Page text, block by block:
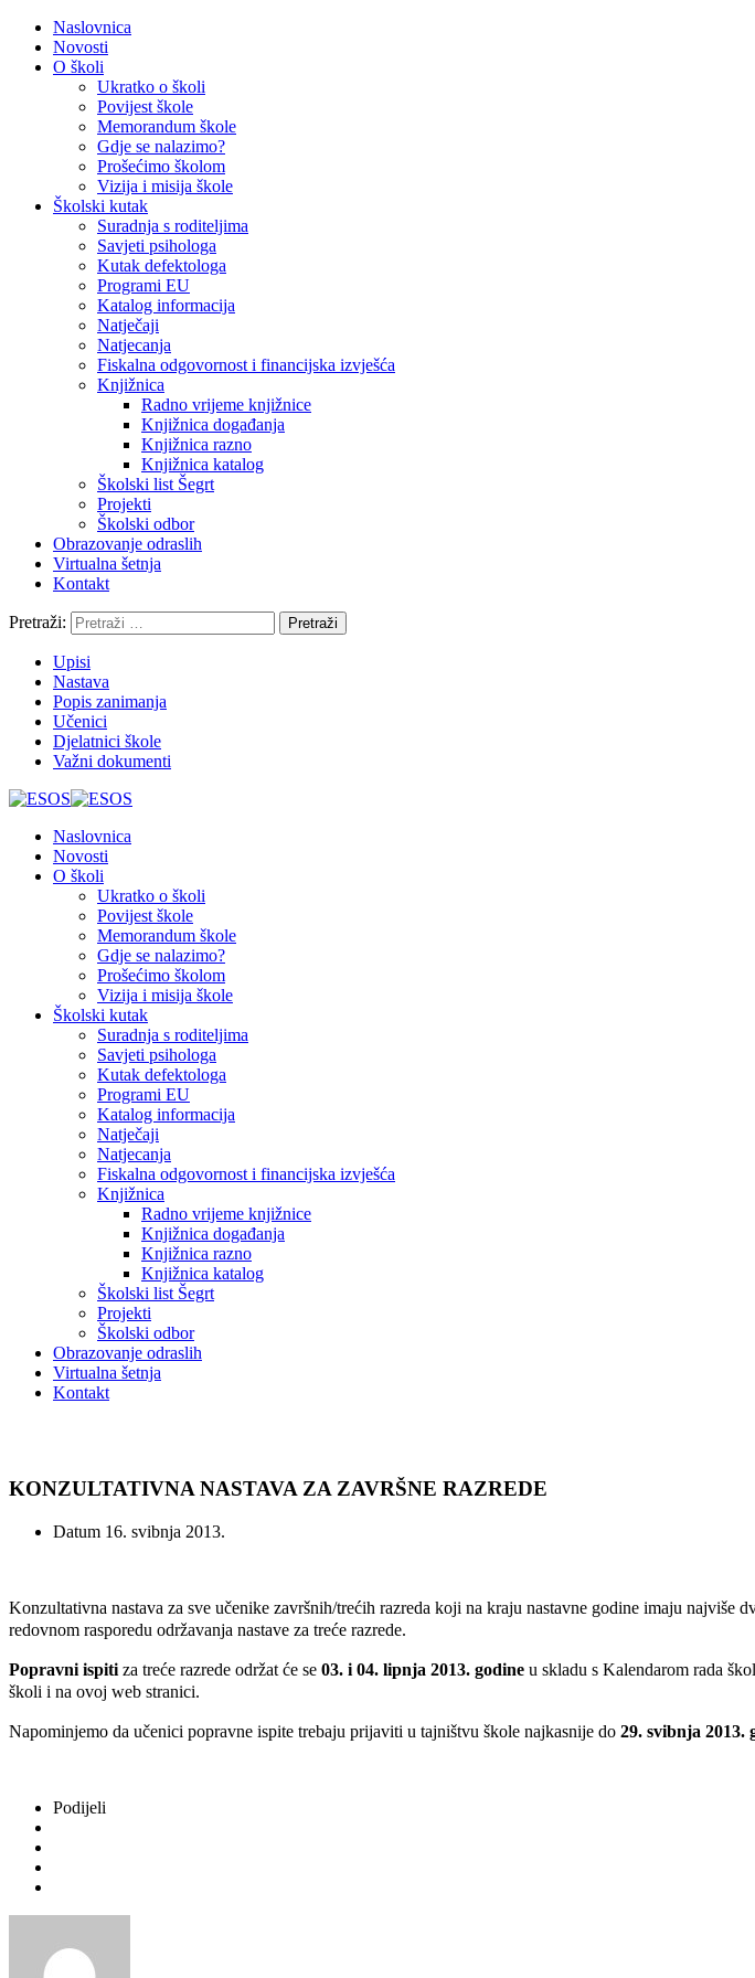
Naslovnica
Novosti
O školi
Ukratko o školi
Povijest škole
Memorandum škole
Gdje se nalazimo?
Prošećimo školom
Vizija i misija škole
Školski kutak
Suradnja s roditeljima
Savjeti psihologa
Kutak defektologa
Programi EU
Katalog informacija
Natječaji
Natjecanja
Fiskalna odgovornost i financijska izvješća
Knjižnica
Radno vrijeme knjižnice
Knjižnica događanja
Knjižnica razno
Knjižnica katalog
Školski list Šegrt
Projekti
Školski odbor
Obrazovanje odraslih
Virtualna šetnja
Kontakt
Pretraži:
Upisi
Nastava
Popis zanimanja
Učenici
Djelatnici škole
Važni dokumenti
Naslovnica
Novosti
O školi
Ukratko o školi
Povijest škole
Memorandum škole
Gdje se nalazimo?
Prošećimo školom
Vizija i misija škole
Školski kutak
Suradnja s roditeljima
Savjeti psihologa
Kutak defektologa
Programi EU
Katalog informacija
Natječaji
Natjecanja
Fiskalna odgovornost i financijska izvješća
Knjižnica
Radno vrijeme knjižnice
Knjižnica događanja
Knjižnica razno
Knjižnica katalog
Školski list Šegrt
Projekti
Školski odbor
Obrazovanje odraslih
Virtualna šetnja
Kontakt
KONZULTATIVNA NASTAVA ZA ZAVRŠNE RAZREDE
Datum 16. svibnja 2013.
Konzultativna nastava za sve učenike završnih/trećih razreda koji na kraju nastavne godine imaju najviše
redovnom rasporedu održavanja nastave za treće razrede.
Popravni ispiti za treće razrede održat će se 03. i 04. lipnja 2013. godine u skladu s Kalendarom rada
školi i na ovoj web stranici.
Napominjemo da učenici popravne ispite trebaju prijaviti u tajništvu škole najkasnije do 29. svibnja 2013.
Podijeli